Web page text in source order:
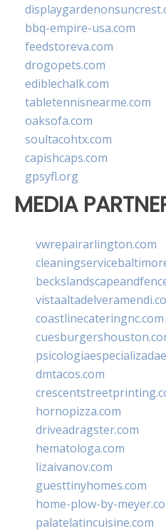
bbq-empire-usa.com
feedstoreva.com
drogopets.com
ediblechalk.com
tabletennisnearme.com
oaksofa.com
soultacohtx.com
capishcaps.com
gpsyfl.org
MEDIA
vwrepairarlington.com
coastlinecateringnc.com
dmtacos.com
hornopizza.com
driveadragster.com
hematologa.com
lizaivanov.com
guesttinyhomes.com
home-plow-by-
palatelatincuisine.com